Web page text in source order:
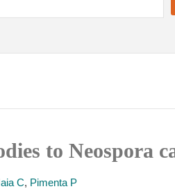
to Neospora
C, Pimenta P